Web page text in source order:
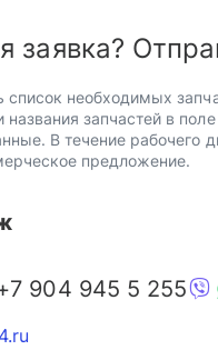
заявка?
список необходимых
запчастей в
В течение рабочего
предложение.
904 945 5 255